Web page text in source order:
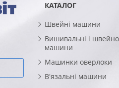
КАТАЛОГ
Швейні машини
Вишивальні і
машини
Машинки оверлоки
В'язальні машини